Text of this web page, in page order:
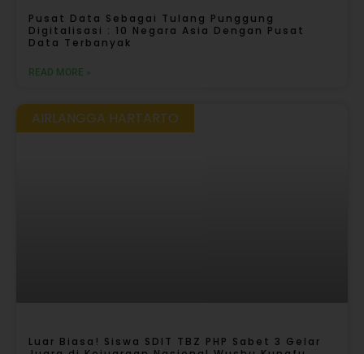
Pusat Data Sebagai Tulang Punggung
Digitalisasi : 10 Negara Asia Dengan Pusat
Data Terbanyak
READ MORE »
AIRLANGGA HARTARTO
Luar Biasa! Siswa SDIT TBZ PHP Sabet 3 Gelar